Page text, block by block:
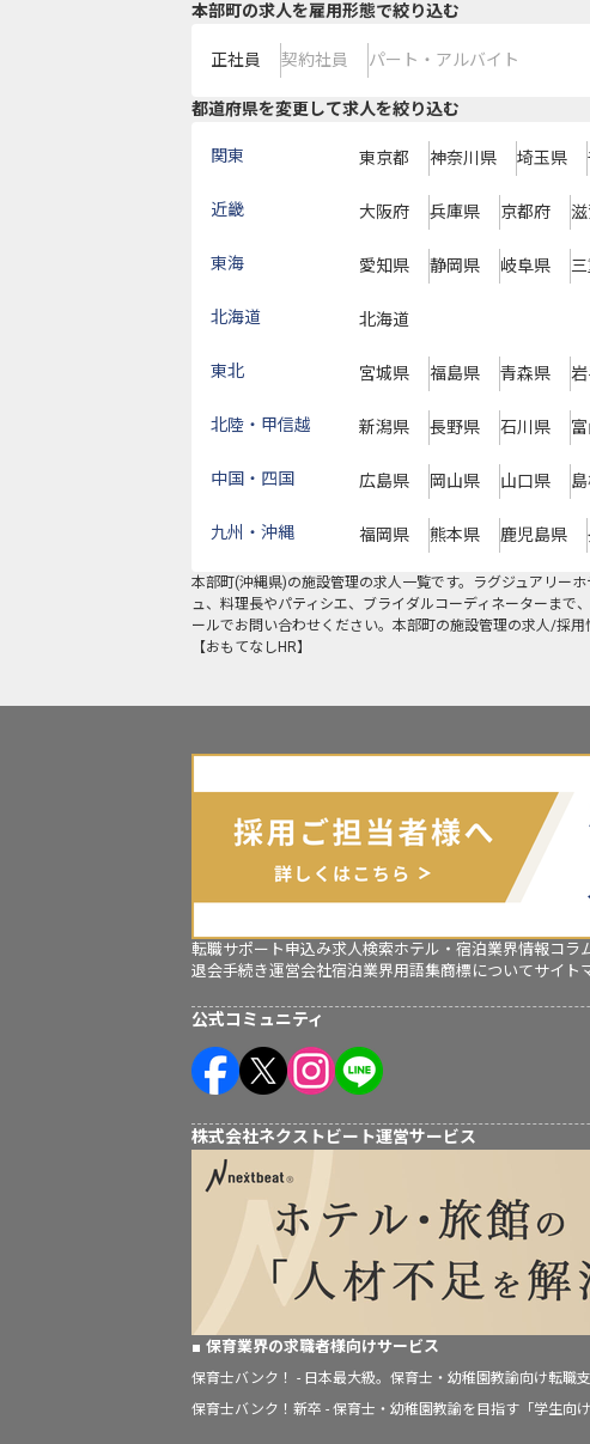
本部町の求人を雇用形態で絞り込む
正社員 契約社員 パート・アルバイト
都道府県を変更して求人を絞り込む
関東 東京都 神奈川県 埼玉県
近畿 大阪府 兵庫県 京都府
東海 愛知県 静岡県 岐阜県
北海道 北海道
東北 宮城県 福島県 青森県
北陸・甲信越 新潟県 長野県 石川県
中国・四国 広島県 岡山県 山口県
九州・沖縄 福岡県 熊本県 鹿児島県
本部町(沖縄県)の施設管理の求人一覧です。ラグジュアリー
ュ、料理長やパティシエ、ブライダルコーディネーターま
ールでお問い合わせください。本部町の施設管理の求人/採
【おもてなしHR】
転職サポート申込み求人検索ホテル・宿泊業界情報コラ
退会手続き運営会社宿泊業界用語集商標についてサイト
公式コミュニティ
株式会社ネクストビート運営サービス
保育業界の求職者様向けサービス
保育士バンク！ - 日本最大級。保育士・幼稚園教諭向け転職
保育士バンク！新卒 - 保育士・幼稚園教諭を目指す「学生向